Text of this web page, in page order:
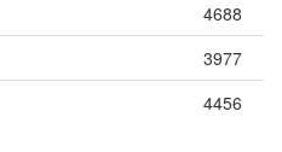
4688
3977
4456